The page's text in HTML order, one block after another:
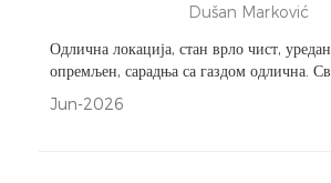
Dušan Marković
Одлична локација, стан врло чист,
опремљен, сарадња са газдом одлична.
Jun-2026